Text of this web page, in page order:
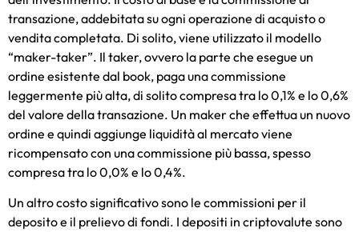
transazione, addebitata su ogni operazione di acquisto o
vendita completata. Di solito, viene utilizzato il modello
“maker-taker”. Il taker, ovvero la parte che esegue un
ordine esistente dal book, paga una commissione
leggermente più alta, di solito compresa tra lo 0,1% e lo 0,6%
del valore della transazione. Un maker che effettua un nuovo
ordine e quindi aggiunge liquidità al mercato viene
ricompensato con una commissione più bassa, spesso
compresa tra lo 0,0% e lo 0,4%.
Un altro costo significativo sono le commissioni per il
deposito e il prelievo di fondi. I depositi in criptovalute sono